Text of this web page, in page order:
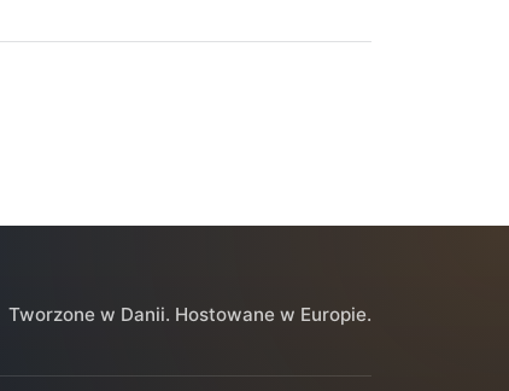
Tworzone w Danii. Hostowane w Europie.